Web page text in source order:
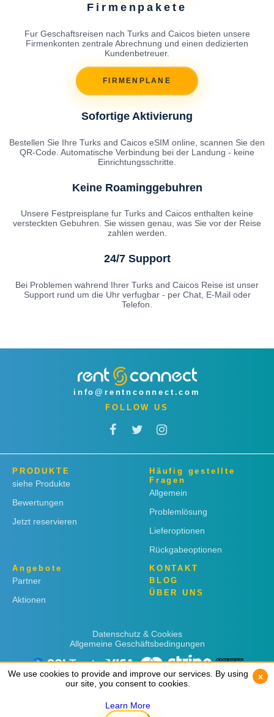
Firmenpakete
Fur Geschaftsreisen nach Turks and Caicos bieten unsere
Firmenkonten zentrale Abrechnung und einen dedizierten
Kundenbetreuer.
FIRMENPLANE
Sofortige Aktivierung
Bestellen Sie Ihre Turks and Caicos eSIM online, scannen Sie den
QR-Code. Automatische Verbindung bei der Landung - keine
Einrichtungsschritte.
Keine Roaminggebuhren
Unsere Festpreisplane fur Turks and Caicos enthalten keine
versteckten Gebuhren. Sie wissen genau, was Sie vor der Reise
zahlen werden.
24/7 Support
Bei Problemen wahrend Ihrer Turks and Caicos Reise ist unser
Support rund um die Uhr verfugbar - per Chat, E-Mail oder
Telefon.
info@rentnconnect.com
FOLLOW US
PRODUKTE
siehe Produkte
Bewertungen
Jetzt reservieren
Häufig gestellte
Fragen
Allgemein
Problemlösung
Lieferoptionen
Rückgabeoptionen
Angebote
Partner
Aktionen
KONTAKT
BLOG
ÜBER UNS
Datenschutz & Cookies
Allgemeine Geschäftsbedingungen
We use cookies to provide and improve our services. By using
our site, you consent to cookies.
Learn More
x
We use cookies to provide and improve our services. By using
our site, you consent to cookies.
Learn More
x